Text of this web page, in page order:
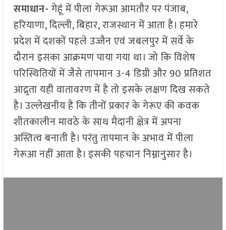
समाधान-गेहूं में पीला गेरूआ आमतौर पर पंजाब,
हरियाणा, दिल्ली, बिहार, राजस्थान में आता है। हमारे
प्रदेश में दशकों पहले उज्जैन एवं जबलपुर में सर्वे के
दौरान इसका आक्रमण पाया गया था। जो कि विशेष
परिस्थितियों में जैसे तापमान 3-4 डिग्री और 90 प्रतिशत
आद्र्रता यही वातावरण में है तो इसके लक्षण दिख सकते
है। उल्लेखनीय है कि तीनों प्रकार के गेरूए की कवक
शीतकालीन मावठे के साथ मैदानी क्षेत्र में अपना
अस्तित्व बनाती है। परंतु तापमान के अभाव में पीला
गेरूआ नहीं आता है। इसकी पहचान निम्नानुसार है।